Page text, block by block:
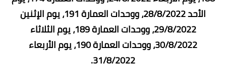
الأحد 28/8/2022، ووحدات العمارة 191، يوم الإثنين
29/8/2022، ووحدات العمارة 189، يوم الثلاثاء
30/8/2022، ووحدات العمارة 190، يوم الأربعاء
31/8/2022.